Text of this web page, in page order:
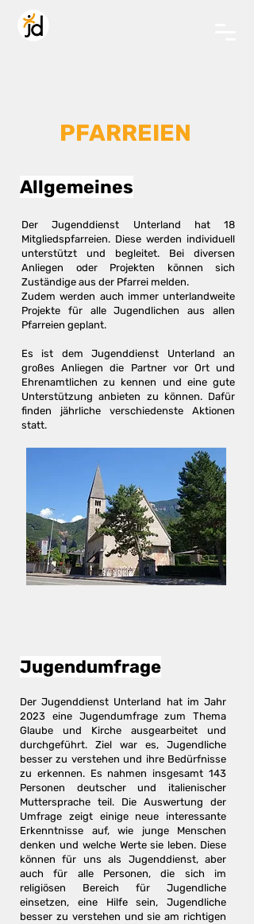
PFARREIEN
Allgemeines
Der Jugenddienst Unterland hat 18
Mitgliedspfarreien. Diese werden individuell
unterstützt und begleitet. Bei diversen
Anliegen oder Projekten können sich
Zuständige aus der Pfarrei melden.
Zudem werden auch immer unterlandweite
Projekte für alle Jugendlichen aus allen
Pfarreien geplant.
Es ist dem Jugenddienst Unterland an
großes Anliegen die Partner vor Ort und
Ehrenamtlichen zu kennen und eine gute
Unterstützung anbieten zu können. Dafür
finden jährliche verschiedenste Aktionen
statt.
Jugendumfrage
Der Jugenddienst Unterland hat im Jahr
2023 eine Jugendumfrage zum Thema
Glaube und Kirche ausgearbeitet und
durchgeführt. Ziel war es, Jugendliche
besser zu verstehen und ihre Bedürfnisse
zu erkennen. Es nahmen insgesamt 143
Personen deutscher und italienischer
Muttersprache teil. Die Auswertung der
Umfrage zeigt einige neue interessante
Erkenntnisse auf, wie junge Menschen
denken und welche Werte sie leben. Diese
können für uns als Jugenddienst, aber
auch für alle Personen, die sich im
religiösen Bereich für Jugendliche
einsetzen, eine Hilfe sein, Jugendliche
besser zu verstehen und sie am richtigen